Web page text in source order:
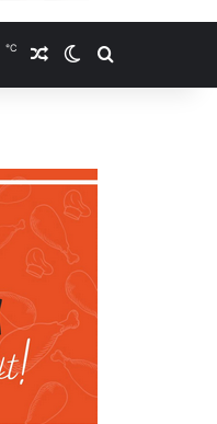
℃ Willekeurig artikel
Switch skin
Zoeken